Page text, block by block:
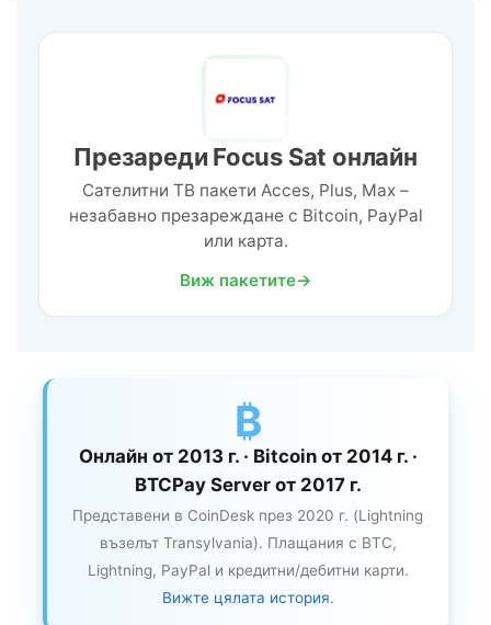
Презареди Focus Sat онлайн
Сателитни ТВ пакети Acces, Plus, Max –
незабавно презареждане с Bitcoin, PayPal
или карта.
Виж пакетите→
₿
Онлайн от 2013 г. · Bitcoin от 2014 г. ·
BTCPay Server от 2017 г.
Представени в CoinDesk през 2020 г. (Lightning
възелът Transylvania). Плащания с BTC,
Lightning, PayPal и кредитни/дебитни карти.
Вижте цялата история.